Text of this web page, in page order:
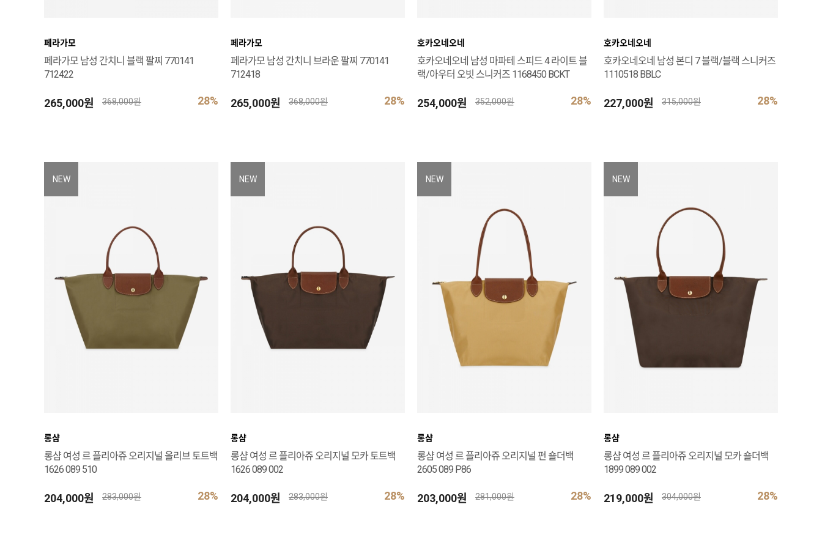
페라가모
페라가모 남성 간치니 블랙 팔찌 770141
712422
265,000원 28%
368,000원
페라가모
페라가모 남성 간치니 브라운 팔찌 770141
712418
265,000원 28%
368,000원
호카오네오네
호카오네오네 남성 마파테 스피드 4 라이트 블
랙/아우터 오빗 스니커즈 1168450 BCKT
254,000원 28%
352,000원
호카오네오네
호카오네오네 남성 본디 7 블랙/블랙 스니커즈
1110518 BBLC
227,000원 28%
315,000원
NEW
롱샴
롱샴 여성 르 플리아쥬 오리지널 올리브 토트백
1626 089 510
204,000원 28%
283,000원
NEW
롱샴
롱샴 여성 르 플리아쥬 오리지널 모카 토트백
1626 089 002
204,000원 28%
283,000원
NEW
롱샴
롱샴 여성 르 플리아쥬 오리지널 펀 숄더백
2605 089 P86
203,000원 28%
281,000원
NEW
롱샴
롱샴 여성 르 플리아쥬 오리지널 모카 숄더백
1899 089 002
219,000원 28%
304,000원